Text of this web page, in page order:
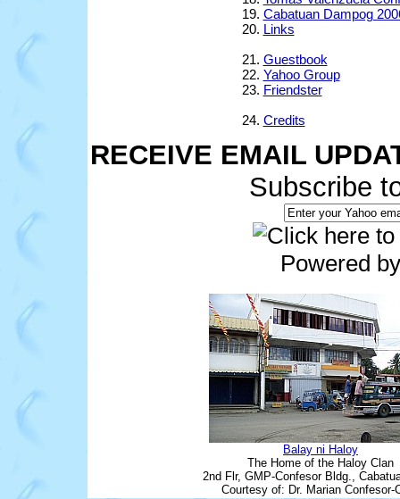
Cabatuan Dampog
Links
Guestbook
Yahoo Group
Friendster
Credits
RECEIVE EMAIL
Subscribe
Powered
Balay ni Haloy
The Home of the Haloy Clan
2nd Flr, GMP-Confesor Bldg.,
Courtesy of: Dr. Marian Confesor-